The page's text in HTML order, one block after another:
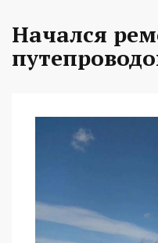
Начался